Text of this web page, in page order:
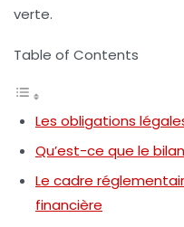
verte.
Table of Contents
Les obligations
Qu’est-ce que le
Le cadre
financière